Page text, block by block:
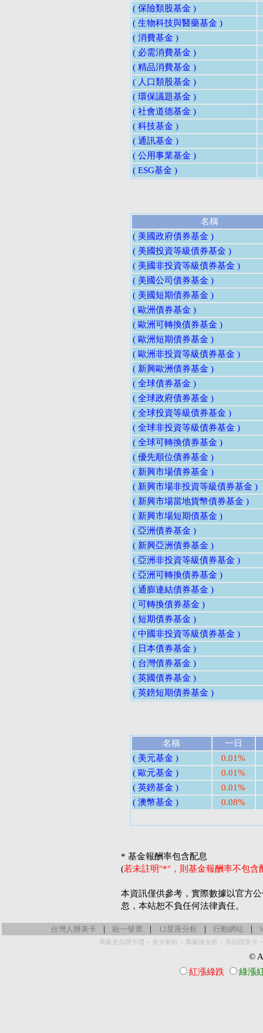
( 保險類股基金 )
( 生物科技與醫藥基金 )
( 消費基金 )
( 必需消費基金 )
( 精品消費基金 )
( 人口類股基金 )
( 環保議題基金 )
( 社會道德基金 )
( 科技基金 )
( 通訊基金 )
( 公用事業基金 )
( ESG基金 )
名稱
( 美國政府債券基金 )
( 美國投資等級債券基金 )
( 美國非投資等級債券基金 )
( 美國公司債券基金 )
( 美國短期債券基金 )
( 歐洲債券基金 )
( 歐洲可轉換債券基金 )
( 歐洲短期債券基金 )
( 歐洲非投資等級債券基金 )
( 新興歐洲債券基金 )
( 全球債券基金 )
( 全球政府債券基金 )
( 全球投資等級債券基金 )
( 全球非投資等級債券基金 )
( 全球可轉換債券基金 )
( 優先順位債券基金 )
( 新興市場債券基金 )
( 新興市場非投資等級債券基金 )
( 新興市場當地貨幣債券基金 )
( 新興市場短期債基金 )
( 亞洲債券基金 )
( 新興亞洲債券基金 )
( 亞洲非投資等級債券基金 )
( 亞洲可轉換債券基金 )
( 通膨連結債券基金 )
( 可轉換債券基金 )
( 短期債券基金 )
( 中國非投資等級債券基金 )
( 日本債券基金 )
( 台灣債券基金 )
( 英國債券基金 )
( 英鎊短期債券基金 )
名稱
一日
( 美元基金 )
0.01%
( 歐元基金 )
0.01%
( 英鎊基金 )
0.01%
( 澳幣基金 )
0.08%
* 基金報酬率包含配息
(若未註明"*"，則基金報酬率不包含
本資訊僅供參考，實際數據以官方
忽，本站恕不負任何法律責任。
台灣人辦美卡 | 統一發票 | 12星座分析 | 行動網站 |
萬豪史高開卡禮 - 美卡套利 - 萬豪煉金術 - 高回饋美卡
©
紅漲綠跌
綠漲